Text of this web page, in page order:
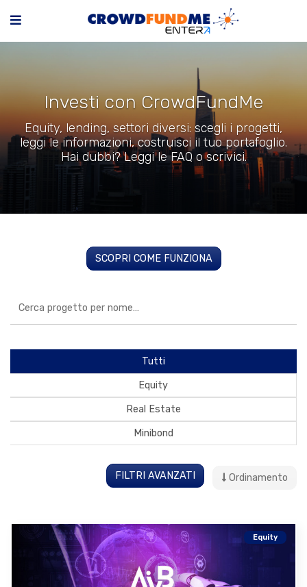
Investi con CrowdFundMe
Equity, lending, settori diversi: scegli i progetti,
leggi le informazioni, costruisci il tuo portafoglio.
Hai dubbi? Leggi le FAQ o scrivici.
SCOPRI COME FUNZIONA
Tutti
Equity
Real Estate
Minibond
FILTRI AVANZATI Ordinamento
Equity